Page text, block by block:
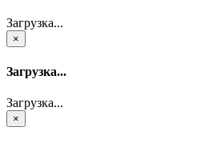
Загрузка...
×
Загрузка...
Загрузка...
×